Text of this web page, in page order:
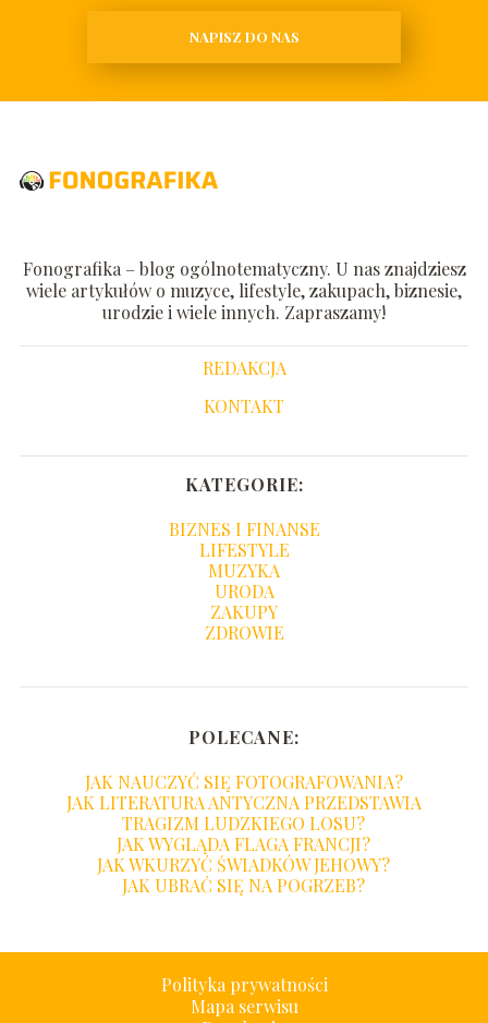
NAPISZ DO NAS
Fonografika – blog ogólnotematyczny. U nas znajdziesz
wiele artykułów o muzyce, lifestyle, zakupach, biznesie,
urodzie i wiele innych. Zapraszamy!
REDAKCJA
KONTAKT
KATEGORIE:
BIZNES I FINANSE
LIFESTYLE
MUZYKA
URODA
ZAKUPY
ZDROWIE
POLECANE:
JAK NAUCZYĆ SIĘ FOTOGRAFOWANIA?
JAK LITERATURA ANTYCZNA PRZEDSTAWIA
TRAGIZM LUDZKIEGO LOSU?
JAK WYGLĄDA FLAGA FRANCJI?
JAK WKURZYĆ ŚWIADKÓW JEHOWY?
JAK UBRAĆ SIĘ NA POGRZEB?
Polityka prywatności
Mapa serwisu